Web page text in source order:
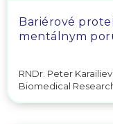
Bariérové
mentálnym
RNDr. Peter
Biomedical